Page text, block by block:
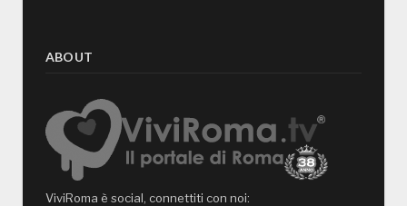
ABOUT
ViviRoma è social, connettiti con noi: